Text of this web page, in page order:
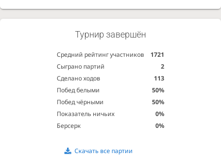
Турнир завершён
Средний рейтинг участников
1721
Сыграно партий
2
Сделано ходов
113
Побед белыми
50%
Побед чёрными
50%
Показатель ничьих
0%
Берсерк
0%
Скачать все партии